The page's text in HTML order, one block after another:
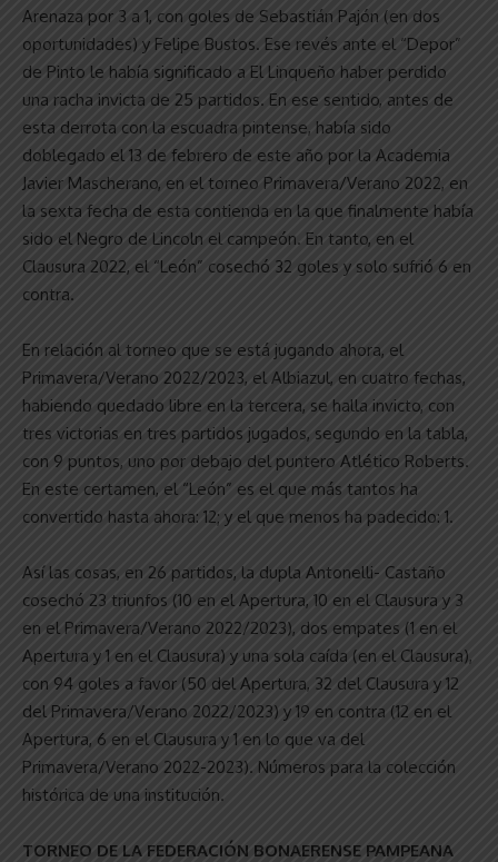
Arenaza por 3 a 1, con goles de Sebastián Pajón (en dos
oportunidades) y Felipe Bustos. Ese revés ante el “Depor”
de Pinto le había significado a El Linqueño haber perdido
una racha invicta de 25 partidos. En ese sentido, antes de
esta derrota con la escuadra pintense, había sido
doblegado el 13 de febrero de este año por la Academia
Javier Mascherano, en el torneo Primavera/Verano 2022, en
la sexta fecha de esta contienda en la que finalmente había
sido el Negro de Lincoln el campeón. En tanto, en el
Clausura 2022, el “León” cosechó 32 goles y solo sufrió 6 en
contra.
En relación al torneo que se está jugando ahora, el
Primavera/Verano 2022/2023, el Albiazul, en cuatro fechas,
habiendo quedado libre en la tercera, se halla invicto, con
tres victorias en tres partidos jugados, segundo en la tabla,
con 9 puntos, uno por debajo del puntero Atlético Roberts.
En este certamen, el “León” es el que más tantos ha
convertido hasta ahora: 12; y el que menos ha padecido: 1.
Así las cosas, en 26 partidos, la dupla Antonelli- Castaño
cosechó 23 triunfos (10 en el Apertura, 10 en el Clausura y 3
en el Primavera/Verano 2022/2023), dos empates (1 en el
Apertura y 1 en el Clausura) y una sola caída (en el Clausura),
con 94 goles a favor (50 del Apertura, 32 del Clausura y 12
del Primavera/Verano 2022/2023) y 19 en contra (12 en el
Apertura, 6 en el Clausura y 1 en lo que va del
Primavera/Verano 2022-2023). Números para la colección
histórica de una institución.
TORNEO DE LA FEDERACIÓN BONAERENSE PAMPEANA